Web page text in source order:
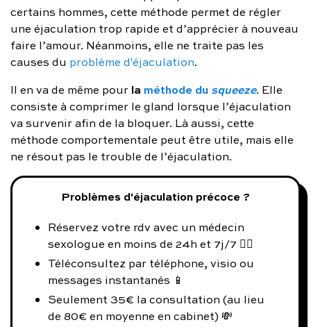
certains hommes, cette méthode permet de régler
une éjaculation trop rapide et d’apprécier à nouveau
faire l’amour. Néanmoins, elle ne traite pas les
causes du problème d'éjaculation.
Il en va de même pour laméthode du squeeze. Elle
consiste à comprimer le gland lorsque l’éjaculation
va survenir afin de la bloquer. Là aussi, cette
méthode comportementale peut être utile, mais elle
ne résout pas le trouble de l’éjaculation.
Problèmes d'éjaculation précoce ?
Réservez votre rdv avec un médecin
sexologue en moins de 24h et 7j/7 👨‍⚕️
Téléconsultez par téléphone, visio ou
messages instantanés 📱
Seulement 35€ la consultation (au lieu
de 80€ en moyenne en cabinet) 💸